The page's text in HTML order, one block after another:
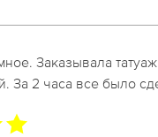
своего дела по
в Хмельницкий.